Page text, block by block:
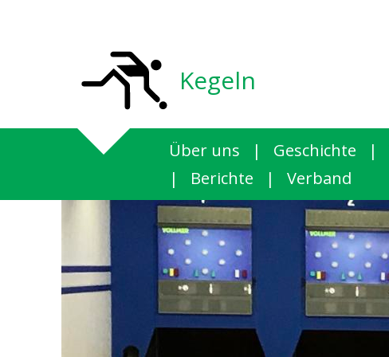
Kegeln
Über uns | Geschichte |
|
Berichte | Verband